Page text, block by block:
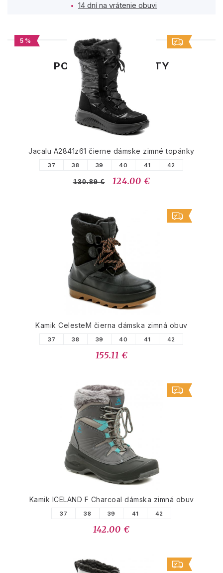
14 dní na vrátenie obuvi
PODOBNÉ PRODUKTY
5 %
Jacalu A2841z61 čierne dámske zimné topánky
37 38 39 40 41 42
130.89 € 124.00 €
Kamik CelesteM čierna dámska zimná obuv
37 38 39 40 41 42
155.11 €
Kamik ICELAND F Charcoal dámska zimná obuv
37 38 39 41 42
142.00 €